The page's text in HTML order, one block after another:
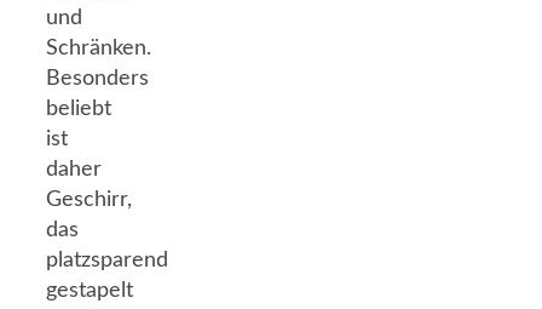
und
Schränken.
Besonders
beliebt
ist
daher
Geschirr,
das
platzsparend
gestapelt